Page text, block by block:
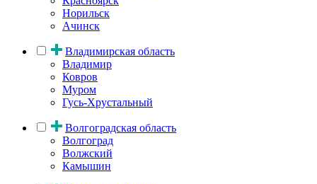
Норильск
Ачинск
Владимирская область
Владимир
Ковров
Муром
Гусь-Хрустальный
Волгоградская область
Волгоград
Волжский
Камышин